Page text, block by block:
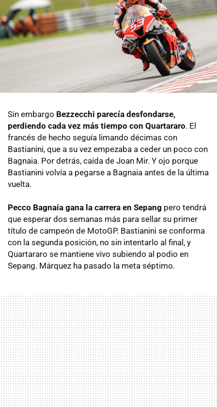
Sin embargo Bezzecchi parecía desfondarse,
perdiendo cada vez más tiempo con Quartararo. El
francés de hecho seguía limando décimas con
Bastianini, que a su vez empezaba a ceder un poco con
Bagnaia. Por detrás, caída de Joan Mir. Y ojo porque
Bastianini volvía a pegarse a Bagnaia antes de la última
vuelta.
Pecco Bagnaia gana la carrera en Sepang pero tendrá
que esperar dos semanas más para sellar su primer
título de campeón de MotoGP. Bastianini se conforma
con la segunda posición, no sin intentarlo al final, y
Quartararo se mantiene vivo subiendo al podio en
Sepang. Márquez ha pasado la meta séptimo.